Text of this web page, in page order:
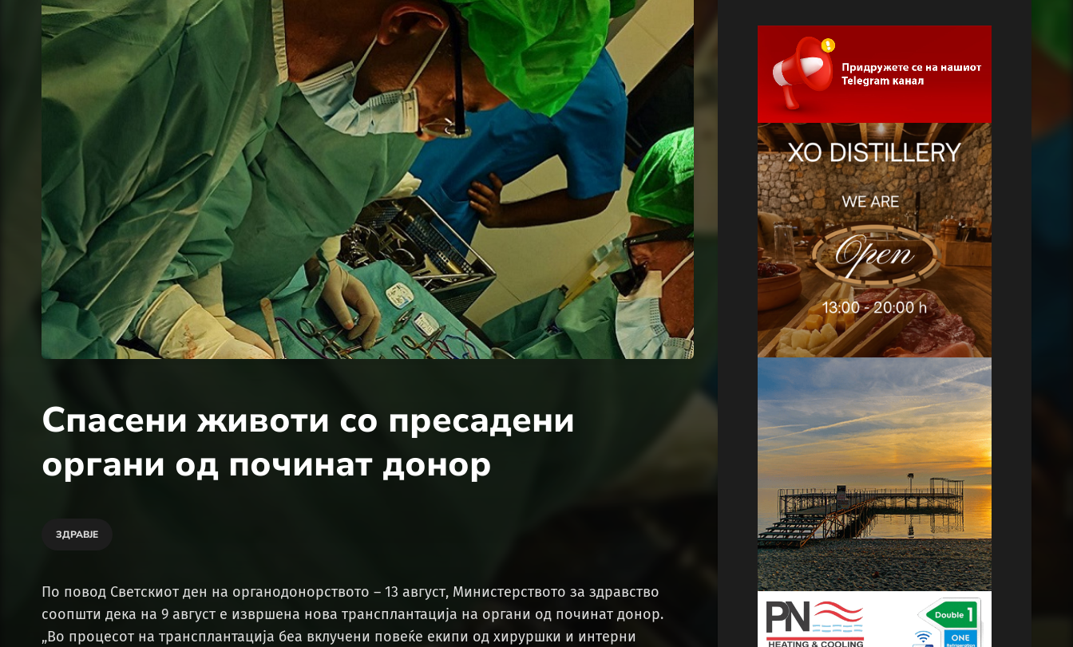
Спасени животи со пресадени
органи од починат донор
ЗДРАВЈЕ
По повод Светскиот ден на органодонорството – 13 август, Министерството за здравство
соопшти дека на 9 август е извршена нова трансплантација на органи од починат донор.
„Во процесот на трансплантација беа вклучени повеќе екипи од хируршки и интерни